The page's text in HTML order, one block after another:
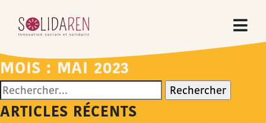
MOIS : MAI 2023
Rechercher :
ARTICLES RÉCENTS